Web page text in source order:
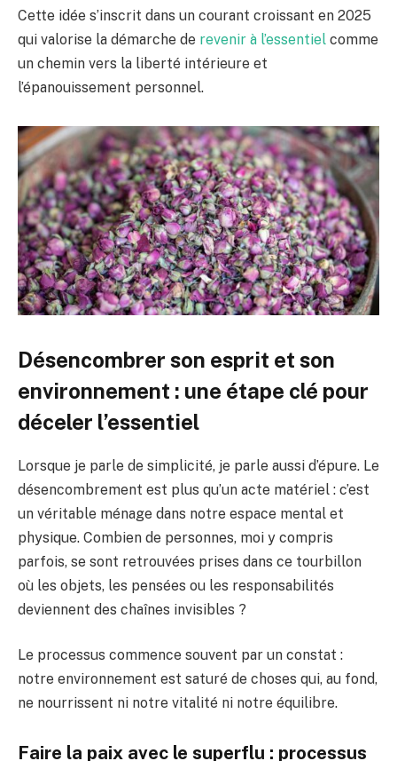
Cette idée s’inscrit dans un courant croissant en 2025
qui valorise la démarche de revenir à l’essentiel comme
un chemin vers la liberté intérieure et
l’épanouissement personnel.
Désencombrer son esprit et son
environnement : une étape clé pour
déceler l’essentiel
Lorsque je parle de simplicité, je parle aussi d’épure. Le
désencombrement est plus qu’un acte matériel : c’est
un véritable ménage dans notre espace mental et
physique. Combien de personnes, moi y compris
parfois, se sont retrouvées prises dans ce tourbillon
où les objets, les pensées ou les responsabilités
deviennent des chaînes invisibles ?
Le processus commence souvent par un constat :
notre environnement est saturé de choses qui, au fond,
ne nourrissent ni notre vitalité ni notre équilibre.
Faire la paix avec le superflu : processus